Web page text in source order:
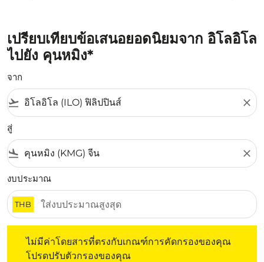
เปรียบเทียบข้อเสนอยอดนิยมจาก อิโลอิโล
ไปยัง คุนหมิง*
จาก
flight_takeoff close
สู่
flight_land close
งบประมาณ
THB
ไม่มีค่าโดยสารที่ตรงกับเกณฑ์การคัดกรองของคุณ
โปรดปรับตัวกรองของคุณ